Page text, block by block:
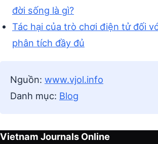
đời sống là gì?
Tác hại của trò chơi điện tử đối
phân tích đầy đủ
Nguồn: www.vjol.info
Danh mục: Blog
Vietnam Journals Online